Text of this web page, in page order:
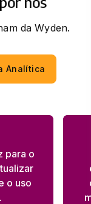
da Wyden.
Analítica
para o
o uso